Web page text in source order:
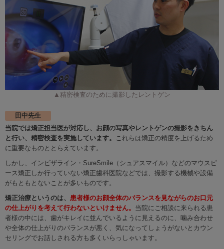
▲精密検査のために撮影したレントゲン
田中先生
当院では矯正担当医が対応し、お顔の写真やレントゲンの撮影をきちん
と行い、精密検査を実施しています。
これらは矯正の精度を上げるため
に重要なものととらえています。
しかし、インビザライン・SureSmile（シュアスマイル）などのマウスピ
ース矯正しか行っていない矯正歯科医院などでは、撮影する機械や設備
がもともとないことが多いものです。
矯正治療というのは、 患者様のお顔全体のバランスを見ながらのお口元
の仕上がりを考えて行わないといけません。 当院にご相談に来られる患
者様の中には、歯がキレイに並んでいるように見えるのに、噛み合わせ
や全体の仕上がりのバランスが悪く、気になってしょうがないとカウン
セリングでお話しされる方も多くいらっしゃいます。